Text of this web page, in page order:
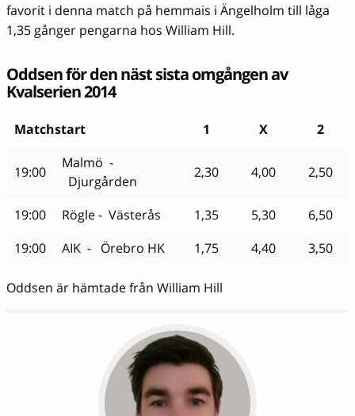
favorit i denna match på hemmais i Ängelholm till låga
1,35 gånger pengarna hos William Hill.
Oddsen för den näst sista omgången av
Kvalserien 2014
Matchstart 1 X 2
19:00
Malmö -
Djurgården
2,30 4,00 2,50
19:00 Rögle - Västerås 1,35 5,30
6,50
19:00
AIK - Örebro HK 1,75 4,40 3,50
Oddsen är hämtade från William Hill